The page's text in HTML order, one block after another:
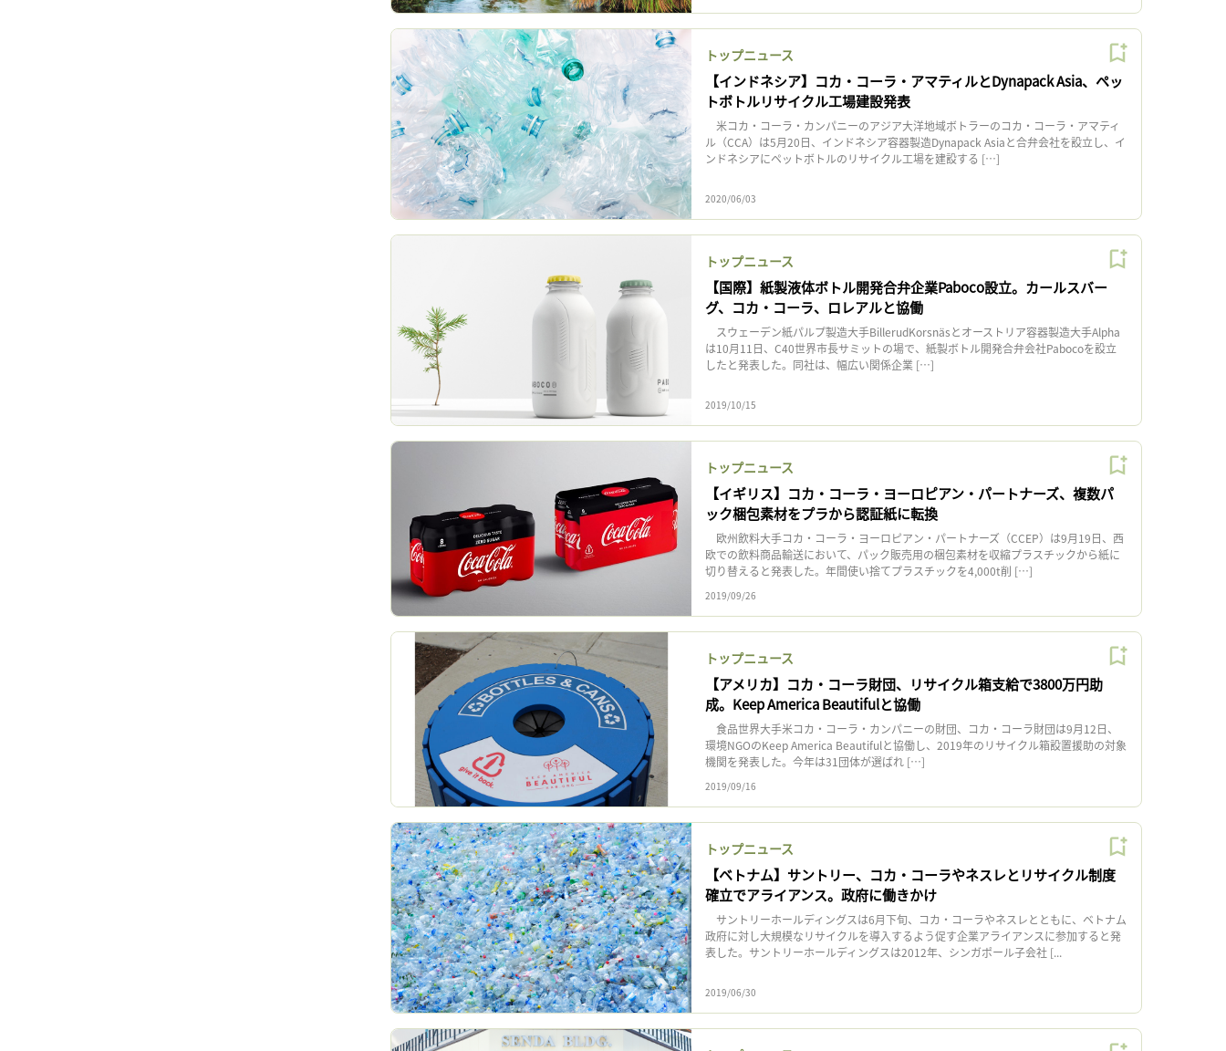
トップニュース
【インドネシア】コカ・コーラ・アマティルとDynapack Asia、ペッ
トボトルリサイクル工場建設発表
米コカ・コーラ・カンパニーのアジア大洋地域ボトラーのコカ・コーラ・アマティ
ル（CCA）は5月20日、インドネシア容器製造Dynapack Asiaと合弁会社を設立し、イ
ンドネシアにペットボトルのリサイクル工場を建設する […]
2020/06/03
トップニュース
【国際】紙製液体ボトル開発合弁企業Paboco設立。カールスバー
グ、コカ・コーラ、ロレアルと協働
スウェーデン紙パルプ製造大手BillerudKorsnäsとオーストリア容器製造大手Alpha
は10月11日、C40世界市長サミットの場で、紙製ボトル開発合弁会社Pabocoを設立
したと発表した。同社は、幅広い関係企業 […]
2019/10/15
トップニュース
【イギリス】コカ・コーラ・ヨーロピアン・パートナーズ、複数パ
ック梱包素材をプラから認証紙に転換
欧州飲料大手コカ・コーラ・ヨーロピアン・パートナーズ（CCEP）は9月19日、西
欧での飲料商品輸送において、パック販売用の梱包素材を収縮プラスチックから紙に
切り替えると発表した。年間使い捨てプラスチックを4,000t削 […]
2019/09/26
トップニュース
【アメリカ】コカ・コーラ財団、リサイクル箱支給で3800万円助
成。Keep America Beautifulと協働
食品世界大手米コカ・コーラ・カンパニーの財団、コカ・コーラ財団は9月12日、
環境NGOのKeep America Beautifulと協働し、2019年のリサイクル箱設置援助の対象
機関を発表した。今年は31団体が選ばれ […]
2019/09/16
トップニュース
【ベトナム】サントリー、コカ・コーラやネスレとリサイクル制度
確立でアライアンス。政府に働きかけ
サントリーホールディングスは6月下旬、コカ・コーラやネスレとともに、ベトナム
政府に対し大規模なリサイクルを導入するよう促す企業アライアンスに参加すると発
表した。サントリーホールディングスは2012年、シンガポール子会社 [...
2019/06/30